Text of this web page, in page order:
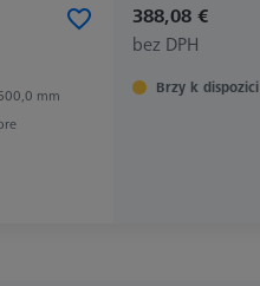
mm
388,08 €
bez DPH
Brzy k dispozici